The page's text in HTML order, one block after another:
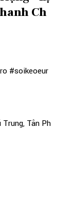
Ch
#soikeoeur
Tân Ph